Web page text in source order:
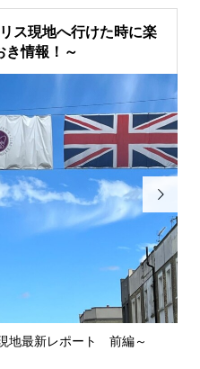
ス現地へ行けた時に楽
き情報！～
地最新レポート 前編～
